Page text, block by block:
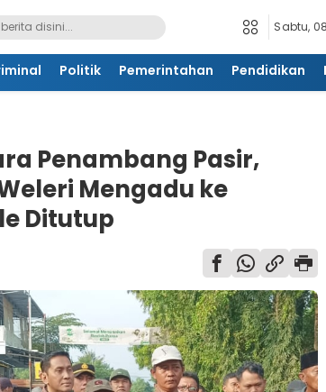
Sabtu,
Politik Pemerintahan Pendidikan
Penambang Pasir,
Mengadu ke
Ditutup